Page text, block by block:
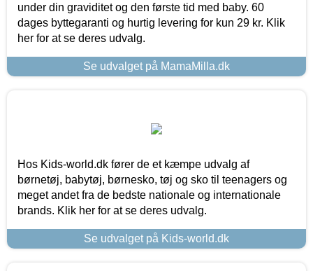
under din graviditet og den første tid med baby. 60
dages byttegaranti og hurtig levering for kun 29 kr. Klik
her for at se deres udvalg.
Se udvalget på MamaMilla.dk
Hos Kids-world.dk fører de et kæmpe udvalg af
børnetøj, babytøj, børnesko, tøj og sko til teenagers og
meget andet fra de bedste nationale og internationale
brands. Klik her for at se deres udvalg.
Se udvalget på Kids-world.dk